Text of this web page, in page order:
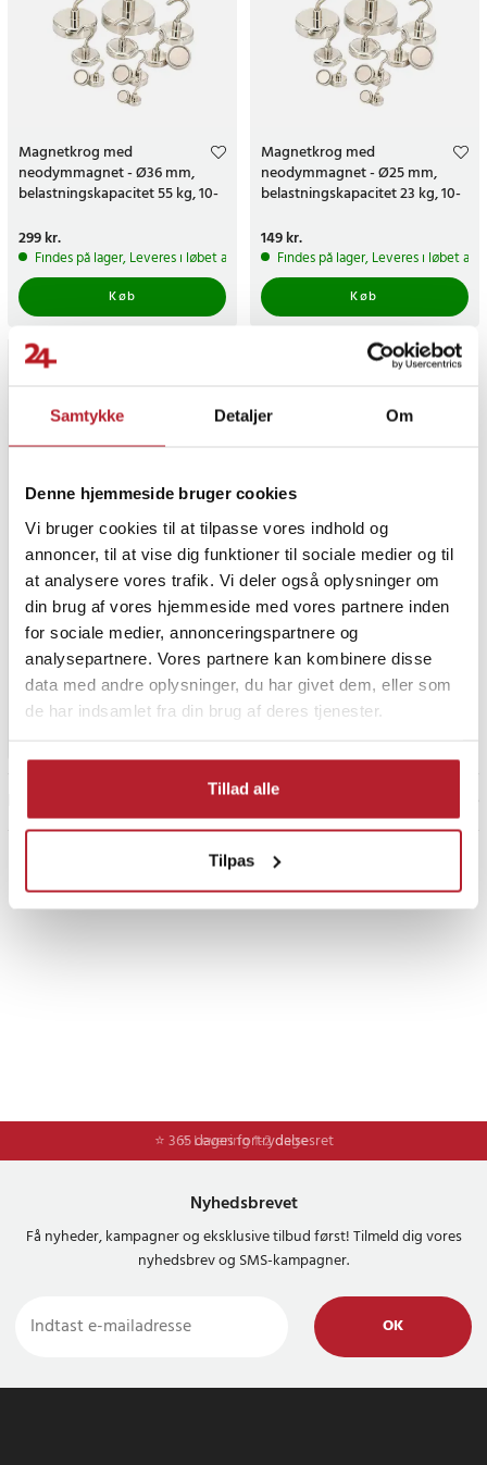
Samtykke Detaljer Om
Denne hjemmeside bruger cookies
Vi bruger cookies til at tilpasse vores indhold og
annoncer, til at vise dig funktioner til sociale medier og til
at analysere vores trafik. Vi deler også oplysninger om
din brug af vores hjemmeside med vores partnere inden
for sociale medier, annonceringspartnere og
analysepartnere. Vores partnere kan kombinere disse
data med andre oplysninger, du har givet dem, eller som
de har indsamlet fra din brug af deres tjenester.
Tillad alle
Tilpas
Magnetkrog med
neodymmagnet - Ø36 mm,
belastningskapacitet 55 kg, 10-
Pris:299 kr.
299 kr.
Findes på lager, Leveres i løbet af 1-2 hverdage
Køb
Magnetkrog med
neodymmagnet - Ø25 mm,
belastningskapacitet 23 kg, 10-
Pris:149 kr.
149 kr.
Findes på lager, Leveres i løbet af
Køb
Glasholder i rustfrit stål /
vinglasholder med 5 rækker
til hyldemontering
Pris:209 kr.
209 kr.
Findes på lager, Leveres i løbet af 1-2 hverdage
1
⭐ Levering 1-2 dage
⭐ 365 dages fortrydelsesret
Nyhedsbrevet
Få nyheder, kampagner og eksklusive tilbud først! Tilmeld dig vores
nyhedsbrev og SMS-kampagner.
OK